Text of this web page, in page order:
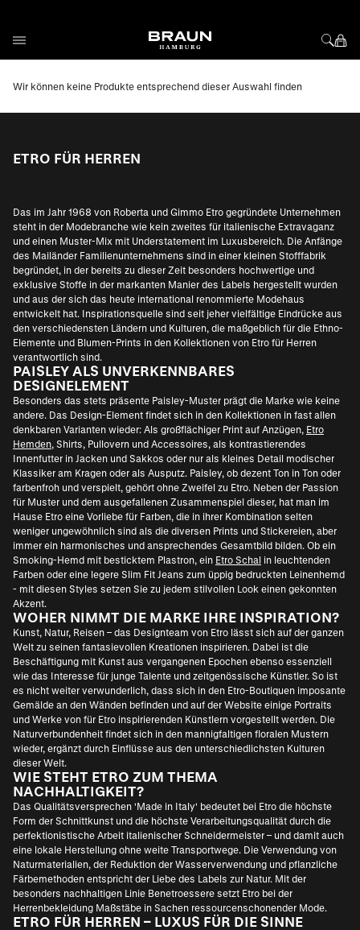
Wir können keine Produkte entsprechend dieser Auswahl finden
ETRO FÜR HERREN
Das im Jahr 1968 von Roberta und Gimmo Etro gegründete Unternehmen
steht in der Modebranche wie kein zweites für italienische Extravaganz
und einen Muster-Mix mit Understatement im Luxusbereich. Die Anfänge
des Mailänder Familienunternehmens sind in einer kleinen Stofffabrik
begründet, in der bereits zu dieser Zeit besonders hochwertige und
exklusive Stoffe in der markanten Manier des Labels hergestellt wurden
und aus der sich das heute international renommierte Modehaus
entwickelt hat. Inspirationsquelle sind seit jeher vielfältige Eindrücke aus
den verschiedensten Ländern und Kulturen, die maßgeblich für die Ethno-
Elemente und Blumen-Prints in den Kollektionen von Etro für Herren
verantwortlich sind.
PAISLEY ALS UNVERKENNBARES
DESIGNELEMENT
Besonders das stets präsente Paisley-Muster prägt die Marke wie keine
andere. Das Design-Element findet sich in den Kollektionen in fast allen
denkbaren Varianten wieder: Als großflächiger Print auf Anzügen, Etro
Hemden, Shirts, Pullovern und Accessoires, als kontrastierendes
Innenfutter in Jacken und Sakkos oder nur als kleines Detail modischer
Klassiker am Kragen oder als Ausputz. Paisley, ob dezent Ton in Ton oder
farbenfroh und verspielt, gehört ohne Zweifel zu Etro. Neben der Passion
für Muster und dem ausgefallenen Zusammenspiel dieser, hat man im
Hause Etro eine Vorliebe für Farben, die in ihrer Kombination selten
weniger ungewöhnlich sind als die diversen Prints und Stickereien, aber
immer ein harmonisches und ansprechendes Gesamtbild bilden. Ob ein
Smoking-Hemd mit besticktem Plastron, ein Etro Schal in leuchtenden
Farben oder eine legere Slim Fit Jeans zum üppig bedruckten Leinenhemd
- mit diesen Styles setzen Sie zu jedem stilvollen Look einen gekonnten
Akzent.
WOHER NIMMT DIE MARKE IHRE INSPIRATION?
Kunst, Natur, Reisen – das Designteam von Etro lässt sich auf der ganzen
Welt zu seinen fantasievollen Kreationen inspirieren. Dabei ist die
Beschäftigung mit Kunst aus vergangenen Epochen ebenso essenziell
wie das Interesse für junge Talente und zeitgenössische Künstler. So ist
es nicht weiter verwunderlich, dass sich in den Etro-Boutiquen imposante
Gemälde an den Wänden befinden und auf der Website einige Portraits
und Werke von für Etro inspirierenden Künstlern vorgestellt werden. Die
Naturverbundenheit findet sich in den mannigfaltigen floralen Mustern
wieder, ergänzt durch Einflüsse aus den unterschiedlichsten Kulturen
dieser Welt.
WIE STEHT ETRO ZUM THEMA
NACHHALTIGKEIT?
Das Qualitätsversprechen 'Made in Italy' bedeutet bei Etro die höchste
Form der Schnittkunst und die höchste Verarbeitungsqualität durch die
perfektionistische Arbeit italienischer Schneidermeister – und damit auch
eine lokale Herstellung ohne weite Transportwege. Die Verwendung von
Naturmaterialien, der Reduktion der Wasserverwendung und pflanzliche
Färbemethoden entspricht der Liebe des Labels zur Natur. Mit der
besonders nachhaltigen Linie Benetroessere setzt Etro bei der
Herrenbekleidung Maßstäbe in Sachen ressourcenschonender Mode.
ETRO FÜR HERREN – LUXUS FÜR DIE SINNE